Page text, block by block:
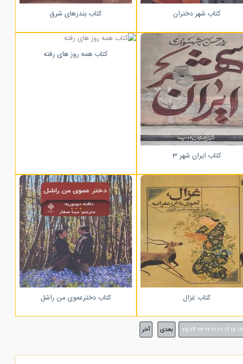
کتاب شهر دختران کتاب بندرهای شرق
کتاب ایران شهر 3
کتاب همه روز های رفته
کتاب غزال کتاب دخترعموی من راشل
17
18
19
20
21
22
23
24
25 بعدی آخر